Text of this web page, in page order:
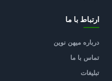
ارتباط با ما
درباره میهن نوین
تماس با ما
تبلیغات